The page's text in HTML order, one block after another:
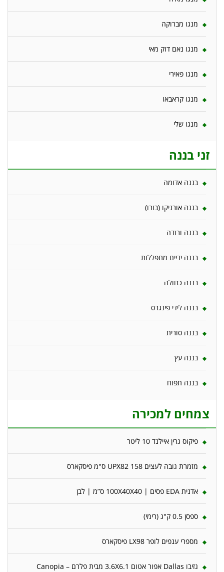
מנגו מברוקה
מנגו נאם דוק מאי
מנגו פאירי
מנגו קראבאו
מנגו שלי
זני בננה
בננה אדומה
בננה אורניקו (בורו)
בננה ורודה
בננה ידיים מתפללות
בננה כחולה
בננה לידי פינגרס
בננה סורית
בננה עץ
בננה תפוח
צמחים למכירה
פיקוס גרין איילנד 10 ליטר
מזמרת גובה לעצים 158 UPX82 ס"מ פיסקארס
אדנית EDA פסים | 100X40X40 ס”מ | לבן
ספסן 0.5 ק"ג (רימי)
מספרי ענפים לופר LX98 פיסקארס
גזיבו Dallas אפור אטום 3.6X6.1 מבית פלרם – Canopia